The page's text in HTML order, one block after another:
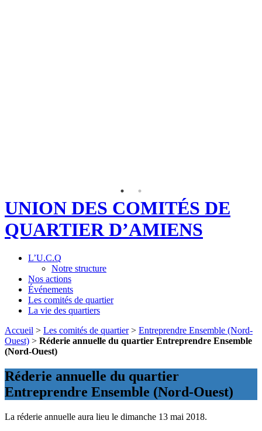
UNION DES COMITÉS DE
QUARTIER D’AMIENS
L’U.C.Q
Notre structure
Nos actions
Événements
Les comités de quartier
La vie des quartiers
Accueil > Les comités de quartier> Entreprendre Ensemble (Nord-
Ouest) > Réderie annuelle du quartier Entreprendre Ensemble
(Nord-Ouest)
Réderie annuelle du quartier
Entreprendre Ensemble (Nord-Ouest)
La réderie annuelle aura lieu le dimanche 13 mai 2018.